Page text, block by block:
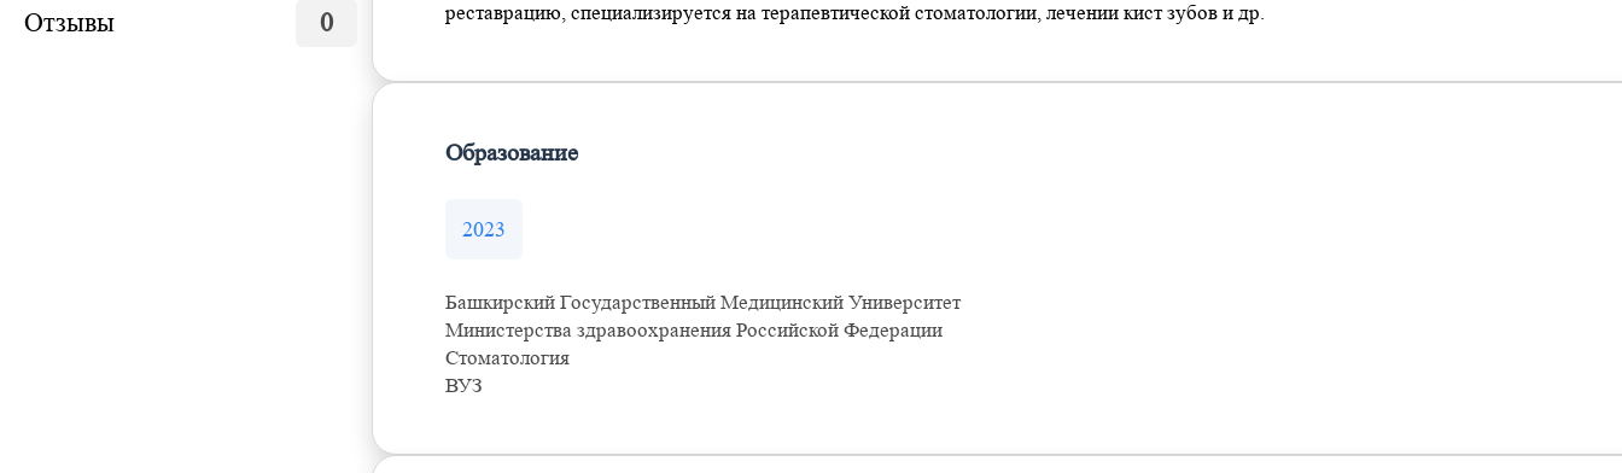
Отзывы 0
реставрацию, специализируется на терапевтической стоматологии, лечении кист зубов и др.
Образование
2023
Башкирский Государственный Медицинский Университет
Министерства здравоохранения Российской Федерации
Стоматология
ВУЗ